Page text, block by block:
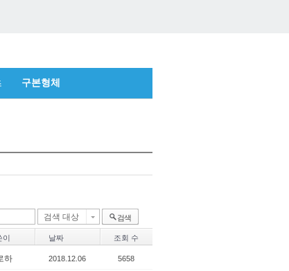
구본형체
검색 대상 검색
이 날짜 조회 수
하 2018.12.06 5658